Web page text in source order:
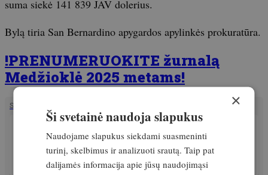
suma siekė 141 839 JAV dolerius.
Bylą tiria San Bernardino apygardos apylinkės prokuratūra.
!PRENUMERUOKITE žurnalą
Medžioklė 2025 metams!
SUSIJĘ STRAIPSNIAI
Aukštaitijos regione vis dažniau pastebimos
meškos. Jų daroma žala taip pat
Išskirtinis 5. lapkritis, 2024
×
Ši svetainė naudoja slapukus
Naudojame slapukus siekdami suasmeninti
turinį, skelbimus ir analizuoti srautą. Taip pat
dalijamės informacija apie jūsų naudojimąsi